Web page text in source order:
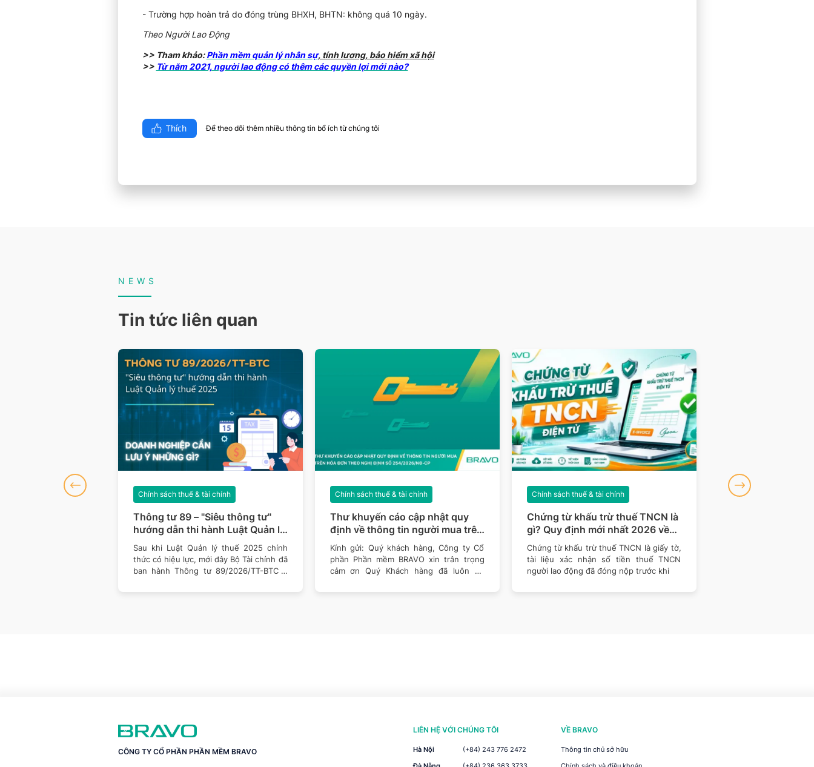
- Trường hợp hoàn trả do đóng trùng BHXH, BHTN: không quá 10 ngày.
Theo Người Lao Động
>> Tham khảo:Phần mềm quản lý nhân sự, tính lương, bảo hiểm xã hội
>> Từ năm 2021, người lao động có thêm các quyền lợi mới nào?
Thích Để theo dõi thêm nhiều thông tin bổ ích từ chúng tôi​
NEWS
Tin tức liên quan
Thông tư 89 – "Siêu thông tư"
hướng dẫn thi hành Luật Quản lý
thuế 2025: Doanh nghiệp cần
lưu ý những gì?
Chính sách thuế & tài chính
Sau khi Luật Quản lý thuế 2025 chính
thức có hiệu lực, mới đây Bộ Tài chính đã
ban hành Thông tư 89/2026/TT-BTC –
Thư khuyến cáo cập nhật quy
định về thông tin người mua trên
hóa đơn theo Nghị định số
254/2026/NĐ-CP
Chính sách thuế & tài chính
Kính gửi: Quý khách hàng, Công ty Cổ
phần Phần mềm BRAVO xin trân trọng
cảm ơn Quý Khách hàng đã luôn tin
Chứng từ khấu trừ thuế TNCN là
gì? Quy định mới nhất 2026 về
chứng từ điện tử
Chính sách thuế & tài chính
Chứng từ khấu trừ thuế TNCN là giấy tờ,
tài liệu xác nhận số tiền thuế TNCN
người lao động đã đóng nộp trước khi
Chính sách thuế & tài
CÔNG TY CỔ PHẦN PHẦN MỀM BRAVO
LIÊN HỆ VỚI CHÚNG TÔI
Hà Nội
(+84) 243 776 2472
VỀ BRAVO
Thông tin chủ sở hữu